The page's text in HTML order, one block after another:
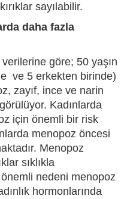
sayılabilir.
daha fazla
göre; 50 yaşın
ve 5 erkekten birinde)
zayıf, ince ve narin
Kadınlarda
için önemli bir risk
menopoz öncesi
Menopoz
sıklıkla
nedeni menopoz
hormonlarında